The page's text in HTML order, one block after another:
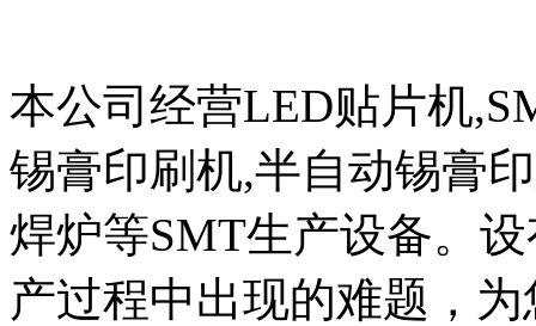
本公司经营LED贴片机
锡膏印刷机,半自动锡膏
焊炉等SMT生产设备。
产过程中出现的难题，